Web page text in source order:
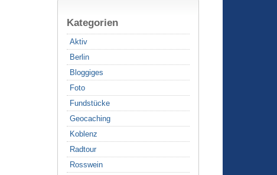
Kategorien
Aktiv
Berlin
Bloggiges
Foto
Fundstücke
Geocaching
Koblenz
Radtour
Rosswein